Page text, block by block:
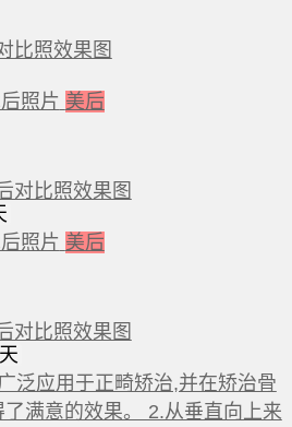
比照效果图
美后
对比照效果图
美后
对比照效果图
泛应用于正畸矫治,并在矫治骨
满意的效果。 2.从垂直向上来